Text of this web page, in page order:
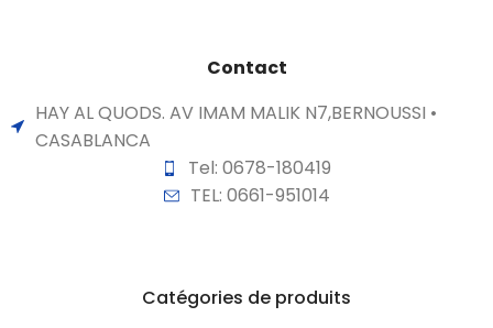
Contact
HAY AL QUODS. AV IMAM MALIK N7,BERNOUSSI •
CASABLANCA
Tel: 0678-180419
TEL: 0661-951014
Catégories de produits